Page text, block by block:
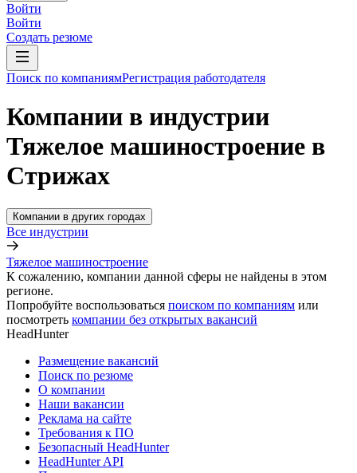
Войти
Войти
Создать резюме
Поиск по компаниямРегистрация работодателя
Компании в индустрии
Тяжелое машиностроение в
Стрижах
Компании в других городах
Все индустрии
Тяжелое машиностроение
К сожалению, компании данной сферы не найдены в этом
регионе.
Попробуйте воспользоваться поиском по компаниям или
посмотреть компании без открытых вакансий
HeadHunter
Размещение вакансий
Поиск по резюме
О компании
Наши вакансии
Реклама на сайте
Требования к ПО
Безопасный HeadHunter
HeadHunter API